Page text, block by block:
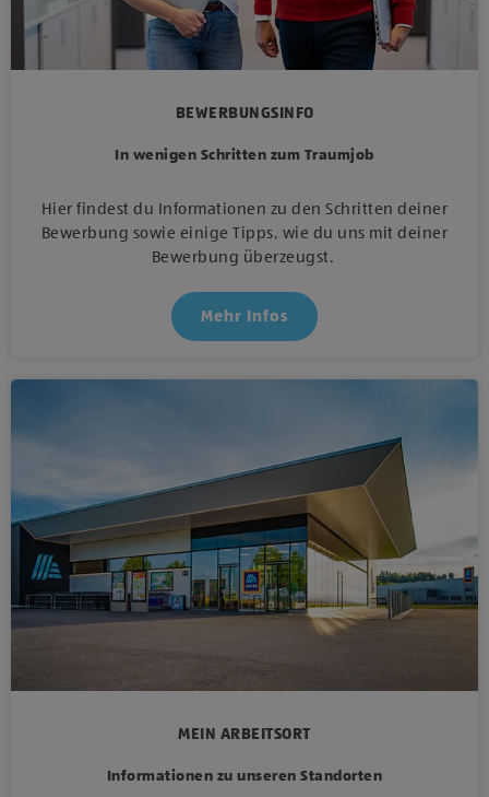
BEWERBUNGSINFO
In wenigen Schritten zum Traumjob
Hier findest du Informationen zu den Schritten deiner
Bewerbung sowie einige Tipps, wie du uns mit deiner
Bewerbung überzeugst.
Mehr Infos
MEIN ARBEITSORT
Informationen zu unseren Standorten